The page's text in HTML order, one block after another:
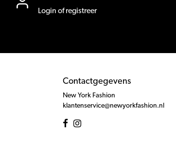
Login of registreer
Contactgegevens
New York Fashion
klantenservice@newyorkfashion.nl